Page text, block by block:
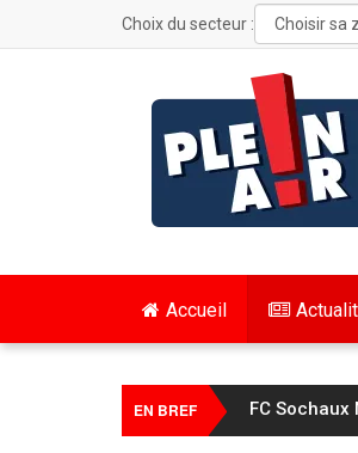
Choix du secteur :
Accueil
EN BREF FC